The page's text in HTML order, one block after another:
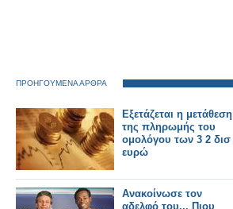
ΠΡΟΗΓΟΥΜΕΝΑ ΑΡΘΡΑ
Εξετάζεται η μετάθεση
της πληρωμής του
ομολόγου των 3 2 δισ
ευρώ
Ανακοίνωσε τον
αδελφό του... Πιου